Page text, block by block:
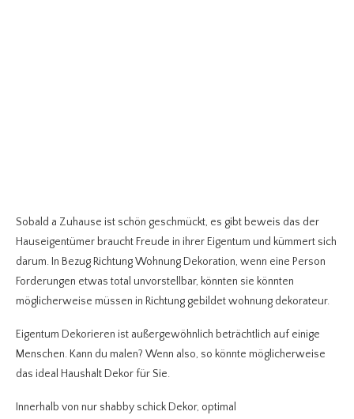
Sobald a Zuhause ist schön geschmückt, es gibt beweis das der
Hauseigentümer braucht Freude in ihrer Eigentum und kümmert sich
darum. In Bezug Richtung Wohnung Dekoration, wenn eine Person
Forderungen etwas total unvorstellbar, könnten sie könnten
möglicherweise müssen in Richtung gebildet wohnung dekorateur.
Eigentum Dekorieren ist außergewöhnlich beträchtlich auf einige
Menschen. Kann du malen? Wenn also, so könnte möglicherweise
das ideal Haushalt Dekor für Sie.
Innerhalb von nur shabby schick Dekor, optimal